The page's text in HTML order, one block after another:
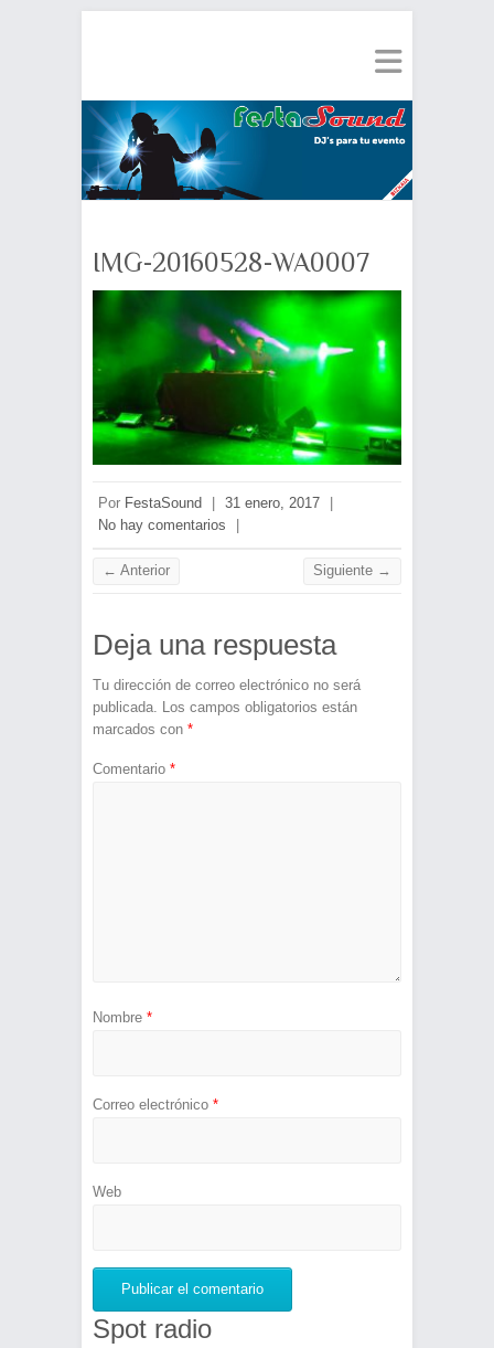
IMG-20160528-WA0007
Por FestaSound | 31 enero, 2017
|
No hay comentarios
|
← Anterior Siguiente →
Deja una respuesta
Tu dirección de correo electrónico no será
publicada. Los campos obligatorios están
marcados con *
Comentario *
Nombre *
Correo electrónico *
Web
Spot radio